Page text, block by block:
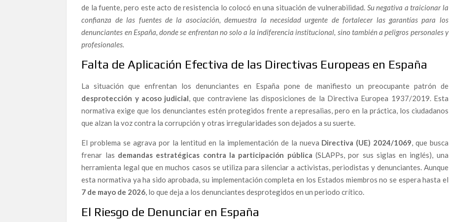
Infraestructuras al límite del colapso: cómo la corrupción erosiona la seguridad ferroviaria en España
Poder en la Penumbra: Redes de Influencia, Rescates Públicos y el Entorno del Expresidente Zapatero
Manifestación en Fuerteventura contra la corrupción judicial y policial: ciudadanos denuncian falta de
Ana Garrido Ramos, la denunciante que hoy vive un calvario en el extranjero
EDITORIAL | Cuando la solidaridad es la última frontera contra la injusticia
La Navidad de los invisibles: activistas contra la corrupción y el abuso de los poderosos.
El precio de la honestidad: el abogado que perdió todo por la corrupción pide apoyo para los hermanos
Galindo.
Francisco José Sánchez del Águila Ramón: el abogado que se enfrentó al poder y fue condenado al silencio y
Ana Garrido Ramos: Las cinco vidas de una mujer que se negó a mirar hacia otro lado. — Es hora de que la
ciudadanía la proteja-
Sarkozy condenado Vs Eva Joly: ética frente a corrupción en la política francesa
de la fuente, pero este acto de resistencia lo colocó en una situación de vulnerabilidad. Su negativa a traicionar la
confianza de las fuentes de la asociación, demuestra la necesidad urgente de fortalecer las garantías para los
denunciantes en España, donde se enfrentan no solo a la indiferencia institucional, sino también a peligros personales y
profesionales.
Falta de Aplicación Efectiva de las Directivas Europeas en España
La situación que enfrentan los denunciantes en España pone de manifiesto un preocupante patrón de
desprotección y acoso judicial, que contraviene las disposiciones de la Directiva Europea 1937/2019. Esta
normativa exige que los denunciantes estén protegidos frente a represalias, pero en la práctica, los ciudadanos
que alzan la voz contra la corrupción y otras irregularidades son dejados a su suerte.
El problema se agrava por la lentitud en la implementación de la nueva Directiva (UE) 2024/1069, que busca
frenar las demandas estratégicas contra la participación pública (SLAPPs, por sus siglas en inglés), una
herramienta legal que en muchos casos se utiliza para silenciar a activistas, periodistas y denunciantes. Aunque
esta normativa ya ha sido aprobada, su implementación completa en los Estados miembros no se espera hasta el
7 de mayo de 2026, lo que deja a los denunciantes desprotegidos en un periodo crítico.
El Riesgo de Denunciar en España